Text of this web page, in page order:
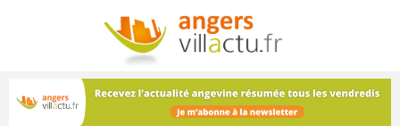
NEWSLETTER
Les dernières actualités d'Angers, chaque vendredi dans
votre boîte e-mail